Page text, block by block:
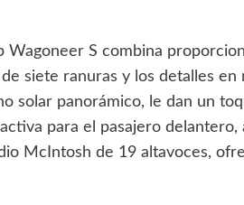
Wagoneer S combina
siete ranuras y los detalles
solar panorámico, le dan un
para el pasajero
McIntosh de 19 altavoces,